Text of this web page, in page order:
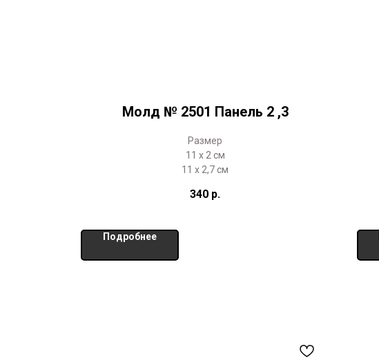
Молд № 2501 Панель 2 ,3
Размер
11 х 2 см
11 х 2,7 см
340 р.
Подробнее